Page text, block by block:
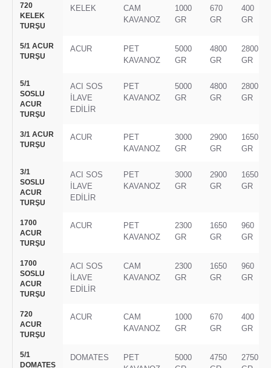
720
KELEK
TURŞU
KELEK
CAM
KAVANOZ
1000
GR
670
GR
400
GR
5/1 ACUR
TURŞU
ACUR
PET
KAVANOZ
5000
GR
4800
GR
2800
GR
5/1
SOSLU
ACUR
TURŞU
ACI SOS
İLAVE
EDİLİR
PET
KAVANOZ
5000
GR
4800
GR
2800
GR
3/1 ACUR
TURŞU
ACUR
PET
KAVANOZ
3000
GR
2900
GR
1650
GR
3/1
SOSLU
ACUR
TURŞU
ACI SOS
İLAVE
EDİLİR
PET
KAVANOZ
3000
GR
2900
GR
1650
GR
1700
ACUR
TURŞU
ACUR
PET
KAVANOZ
2300
GR
1650
GR
960
GR
1700
SOSLU
ACUR
TURŞU
ACI SOS
İLAVE
EDİLİR
CAM
KAVANOZ
2300
GR
1650
GR
960
GR
720
ACUR
TURŞU
ACUR
CAM
KAVANOZ
1000
GR
670
GR
400
GR
5/1
DOMATES
DOMATES
PET
5000
4750
2750